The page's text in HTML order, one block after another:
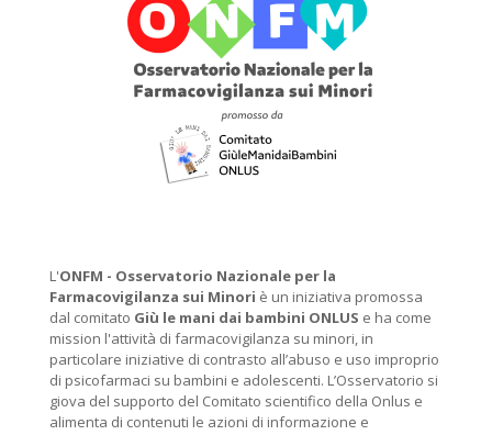
L'ONFM - Osservatorio Nazionale per la
Farmacovigilanza sui Minori è un iniziativa promossa
dal comitato Giù le mani dai bambini ONLUS e ha come
mission l'attività di farmacovigilanza su minori, in
particolare iniziative di contrasto all’abuso e uso improprio
di psicofarmaci su bambini e adolescenti. L’Osservatorio si
giova del supporto del Comitato scientifico della Onlus e
alimenta di contenuti le azioni di informazione e